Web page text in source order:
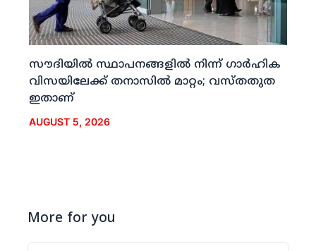
സൗദിയില്‍ സ്ഥാപനങ്ങളില്‍ നിന്ന് ഗാര്‍ഹിക
വിസയിലേക്ക് തനാസില്‍ മാറ്റം; വസ്തതുത
ഇതാണ്
AUGUST 5, 2026
More for you